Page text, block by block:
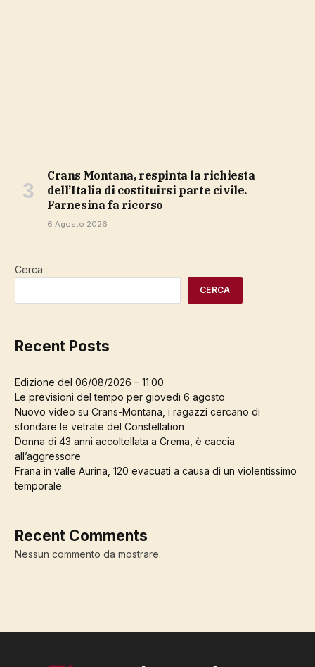
Crans Montana, respinta la richiesta
dell’Italia di costituirsi parte civile.
Farnesina fa ricorso
6 Agosto 2026
Cerca
CERCA
Recent Posts
Edizione del 06/08/2026 – 11:00
Le previsioni del tempo per giovedì 6 agosto
Nuovo video su Crans-Montana, i ragazzi cercano di
sfondare le vetrate del Constellation
Donna di 43 anni accoltellata a Crema, è caccia
all’aggressore
Frana in valle Aurina, 120 evacuati a causa di un violentissimo
temporale
Recent Comments
Nessun commento da mostrare.